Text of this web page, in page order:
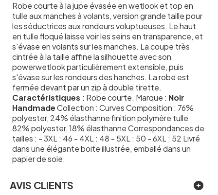
Robe courte à la jupe évasée en wetlook et top en
tulle aux manches à volants, version grande taille pour
les séductrices aux rondeurs voluptueuses. Le haut
en tulle floqué laisse voir les seins en transparence, et
s'évase en volants sur les manches. La coupe très
cintrée à la taille affine la silhouette avec son
powerwetlook particulièrement extensible, puis
s'évase sur les rondeurs des hanches. La robe est
fermée devant par un zip à double tirette.
Caractéristiques : Robe courte. Marque : Noir
HandmadeCollection : Curves Composition : 76%
polyester, 24% élasthanne finition polymère tulle
82% polyester, 18% élasthanne Correspondances de
tailles : - 3XL : 46 - 4XL : 48 - 5XL : 50 - 6XL : 52 Livré
dans une élégante boite illustrée, emballé dans un
papier de soie.
AVIS CLIENTS